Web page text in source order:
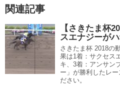
関連記事
【さきたま杯
スエナジーが
さきたま杯 2018の
果は1着：サクセス
キ、3着：アンサン
ー」が勝利したレ
ださい。